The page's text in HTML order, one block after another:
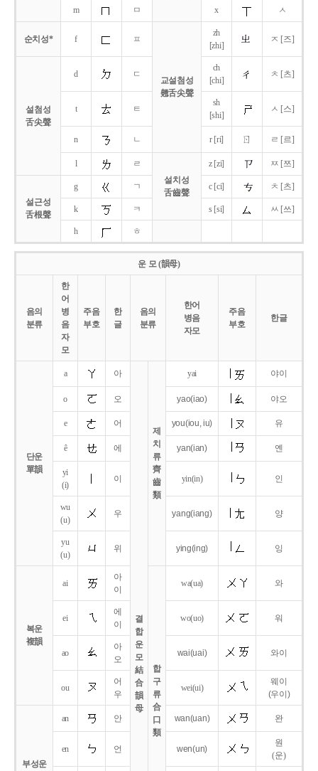
m ㅁ x ㅅ
순치성* f ㅍ
교설첨성
翹舌尖聲
zh
[zhi]
ㅈ [즈]
설첨성
舌尖聲
d ㄷ
ch
[chi]
ㅊ [츠]
t ㅌ
sh
[shi]
ㅅ [스]
n ㄴ r [ri] ㄖ ㄹ [르]
l
ㄹ
설치성
舌齒聲
z [zi] ㅉ [쯔]
설근성
舌根聲
g ㄱ c [ci] ㅊ [츠]
k ㅋ s [si] ㅆ [쓰]
h ㅎ
운 모 (韻母)
음의
분류
한
어
병
음
자
모
주음
부호
한
글
음의
분류
한어
병음
자모
주음
부호
한글
단운
單韻
a 아
결
합
운
모
結
合
韻
母
제
치
류
齊
齒
類
yai 야이
o 오 yao(iao) 야오
e 어 you(iou,iu) 유
ê 에 yan(ian) 옌
yi
(i)
이 yin(in) 인
wu
(u)
우 yang(iang) 양
yu
(u)
위 ying(ing) 잉
복운
複韻
ai
아
이
합
구
류
合
口
類
wa(ua) 와
ei
에
이
wo(uo) 워
ao
아
오
wai(uai) 와이
ou
어
우
wei(ui)
웨이
(우이)
부성운
an 안 wan(uan) 완
en 언 wen(un)
원
(운)